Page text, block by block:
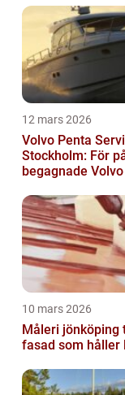
12 mars 2026
Volvo Penta
Stockholm: För
begagnade
10 mars 2026
Måleri jönköping tak och
fasad som håller